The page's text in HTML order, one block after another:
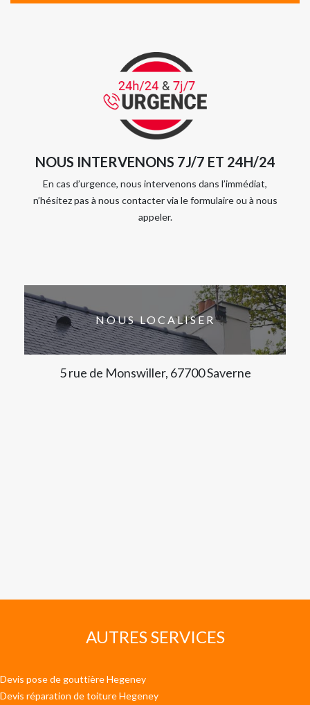
NOUS INTERVENONS 7J/7 ET 24H/24
En cas d’urgence, nous intervenons dans l’immédiat,
n’hésitez pas à nous contacter via le formulaire ou à nous
appeler.
NOUS LOCALISER
5 rue de Monswiller, 67700 Saverne
AUTRES SERVICES
Devis pose de gouttière Hegeney
Devis réparation de toiture Hegeney